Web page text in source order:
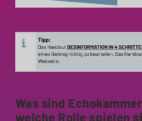
Was sind
welche Rolle spielen